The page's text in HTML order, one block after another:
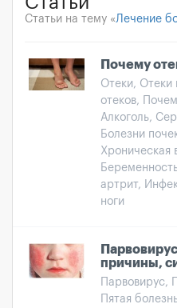
Статьи на тему «Лечение
Почему
Отеки, Отеки
отеков,
Алкоголь,
Болезни
Хроническая
артрит,
ноги
причины,
Парвовирус,
Пятая